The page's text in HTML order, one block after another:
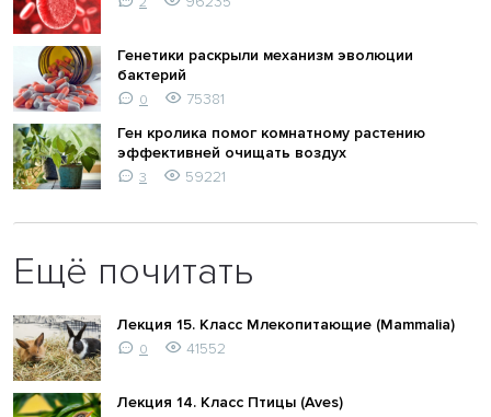
Генетики раскрыли механизм эволюции
бактерий
0
75381
Ген кролика помог комнатному растению
эффективней очищать воздух
3 59221
Ещё почитать
Лекция 15. Класс Млекопитающие (Mammalia)
0 41552
Лекция 14. Класс Птицы (Aves)